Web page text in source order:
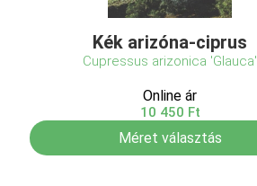
Kék arizóna-ciprus
Cupressus arizonica 'Glauca'
Online ár
10 450 Ft
Méret választás